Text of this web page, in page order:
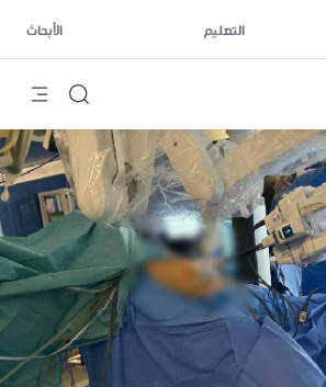
التعليم الأبحاث